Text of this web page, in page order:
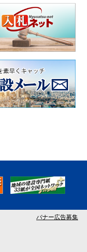
バナー広告募集